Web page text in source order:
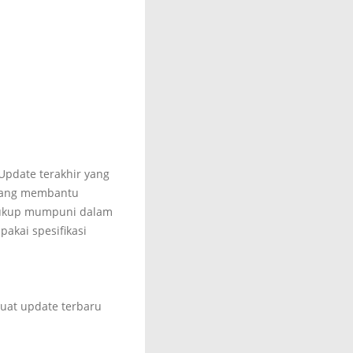
terakhir yang
membantu
mumpuni dalam
spesifikasi
update terbaru